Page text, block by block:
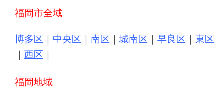
福岡市全域
博多区 ｜ 中央区 ｜ 南区 ｜ 城南区 ｜ 早良区 ｜ 東区
｜ 西区 ｜
福岡地域